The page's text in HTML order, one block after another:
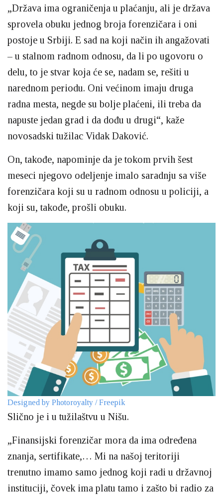
„Država ima ograničenja u plaćanju, ali je država
sprovela obuku jednog broja forenzičara i oni
postoje u Srbiji. E sad na koji način ih angažovati
– u stalnom radnom odnosu, da li po ugovoru o
delu, to je stvar koja će se, nadam se, rešiti u
narednom periodu. Oni većinom imaju druga
radna mesta, negde su bolje plaćeni, ili treba da
napuste jedan grad i da dođu u drugi“, kaže
novosadski tužilac Vidak Daković.
On, takođe, napominje da je tokom prvih šest
meseci njegovo odeljenje imalo saradnju sa više
forenzičara koji su u radnom odnosu u policiji, a
koji su, takođe, prošli obuku.
Designed by Photoroyalty / Freepik
Slično je i u tužilaštvu u Nišu.
„Finansijski forenzičar mora da ima određena
znanja, sertifikate,… Mi na našoj teritoriji
trenutno imamo samo jednog koji radi u državnoj
instituciji, čovek ima platu tamo i zašto bi radio za